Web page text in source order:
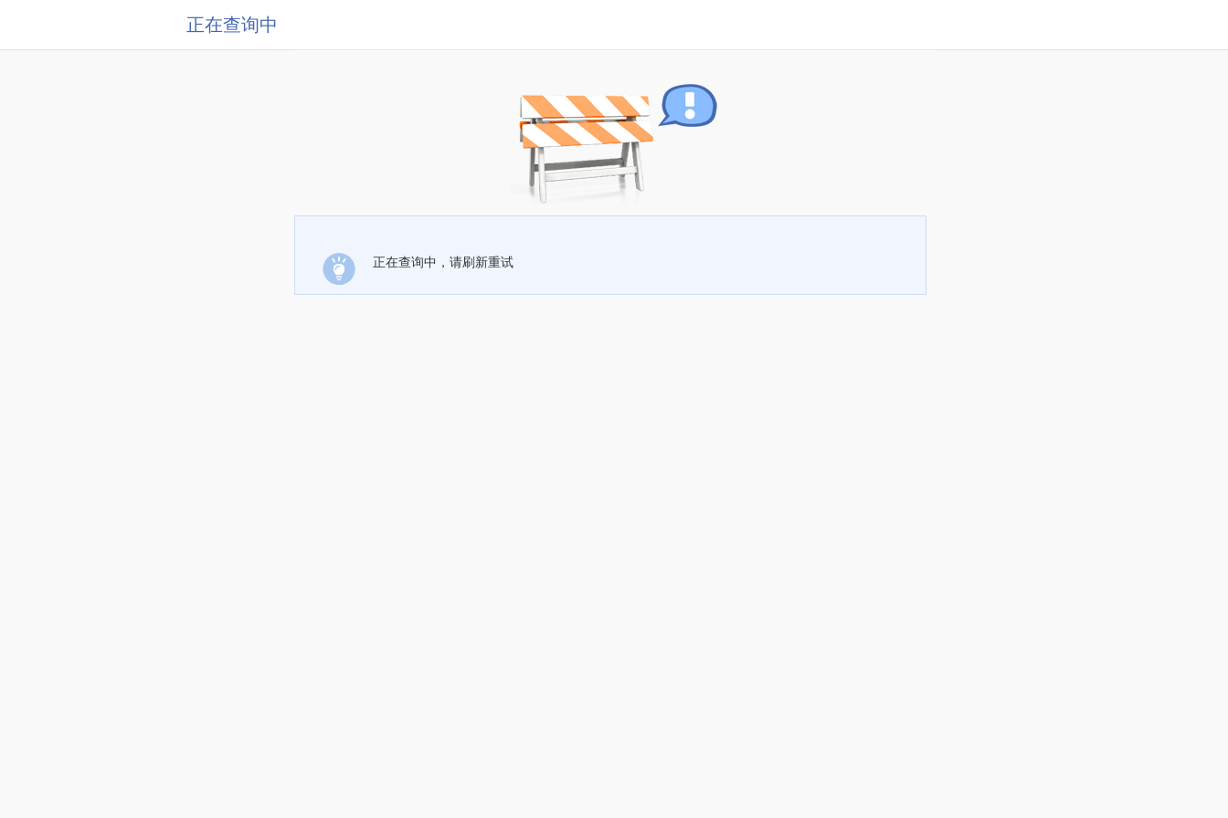
正在查询中
正在查询中，请刷新重试